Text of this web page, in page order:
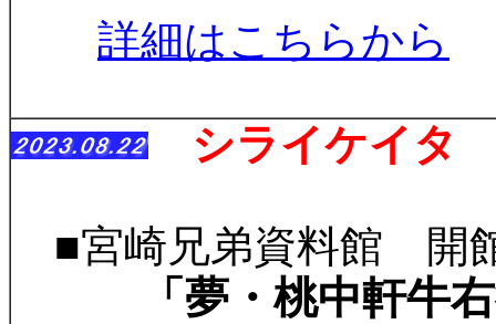
詳細はこちらから
シライケイタ
■宮崎兄弟資料館
「夢・桃中軒牛